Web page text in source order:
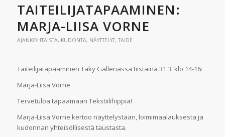
TAITEILIJATAPAAMINEN:
MARJA-LIISA VORNE
AJANKOHTAISTA, KUDONTA, NÄYTTELYT, TAIDE
Taiteilijatapaaminen Täky Galleriassa tiistaina 31.3. klo 14-16:
Marja-Liisa Vorne
Tervetuloa tapaamaan Tekstiilihippiä!
Marja-Liisa Vorne kertoo näyttelystään, loimimaalauksesta ja
kudonnan yhteisöllisestä taustasta.